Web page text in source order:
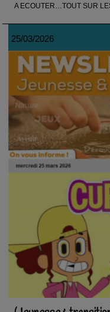
A ECOUTER…TOUT SUR
25/03/2026